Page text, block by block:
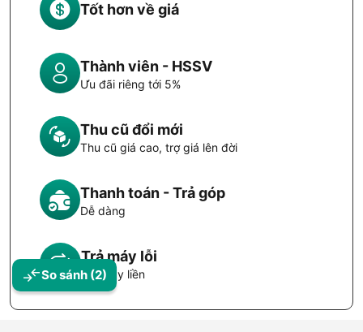
So sánh (2)
Tốt hơn về giá
Thành viên - HSSV
Ưu đãi riêng tới 5%
Thu cũ đổi mới
Thu cũ giá cao, trợ giá lên đời
Thanh toán - Trả góp
Dễ dàng
Trả máy lỗi
Đổi máy liền